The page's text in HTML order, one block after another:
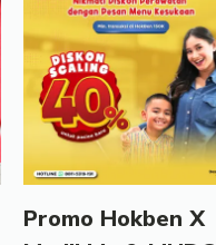
Promo Hokben X